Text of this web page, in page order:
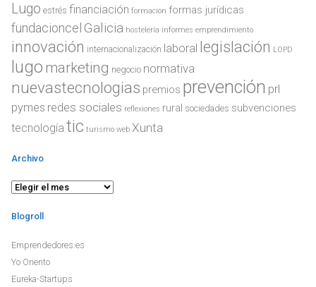
Lugo estrés financiación formación formas jurídicas
fundacioncel Galicia hostelería informes emprendimiento
innovación internacionalización laboral legislación LOPD
lugo marketing negocio normativa
nuevastecnologias premios prevención prl
pymes redes sociales reflexiones rural sociedades subvenciones
tecnología tic turismo web Xunta
Archivo
Archivo
Blogroll
Emprendedores.es
Yo Oriento
Eureka-Startups